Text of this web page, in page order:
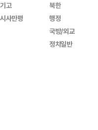
기고
시사만평
북한
행정
국방/외교
정치일반